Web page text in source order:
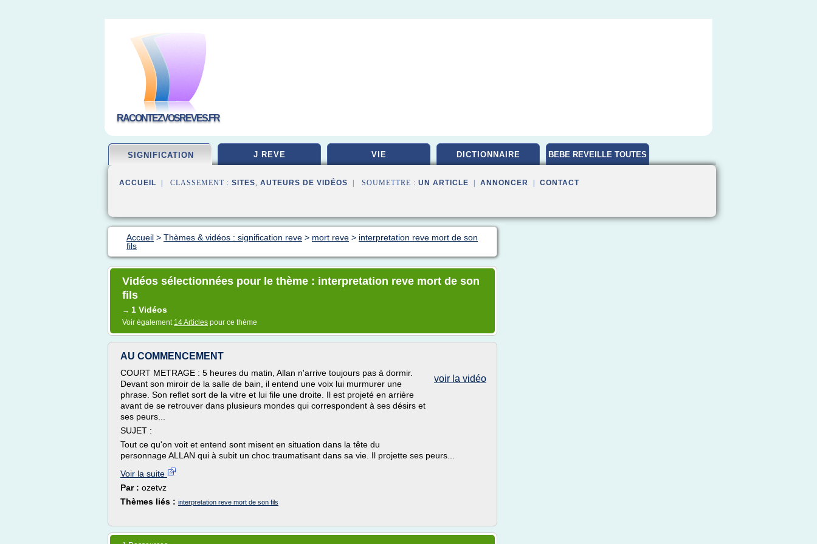
RACONTEZVOSREVES.FR
SIGNIFICATION J REVE VIE DICTIONNAIRE BEBE REVEILLE TOUTES
ACCUEIL | CLASSEMENT : SITES, AUTEURS DE VIDÉOS | SOUMETTRE : UN ARTICLE ANNONCER CONTACT
Accueil > Thèmes & vidéos : signification reve > mort reve > interpretation reve mort de son
fils
Vidéos sélectionnées pour le thème : interpretation reve mort de son
fils
→ 1 Vidéos
Voir également 14 Articles pour ce thème
AU COMMENCEMENT
voir la vidéo
COURT METRAGE : 5 heures du matin, Allan n'arrive toujours pas à dormir.
Devant son miroir de la salle de bain, il entend une voix lui murmurer une
phrase. Son reflet sort de la vitre et lui file une droite. Il est projeté en arrière
avant de se retrouver dans plusieurs mondes qui correspondent à ses désirs et
ses peurs...
SUJET :
Tout ce qu'on voit et entend sont misent en situation dans la tête du
personnage ALLAN qui à subit un choc traumatisant dans sa vie. Il projette ses peurs...
Voir la suite
Par : ozetvz
Thèmes liés : interpretation reve mort de son fils